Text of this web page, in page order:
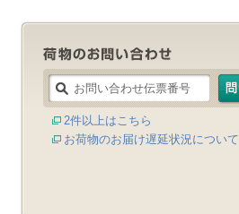
2件以上はこちら
お荷物のお届け遅延状況について